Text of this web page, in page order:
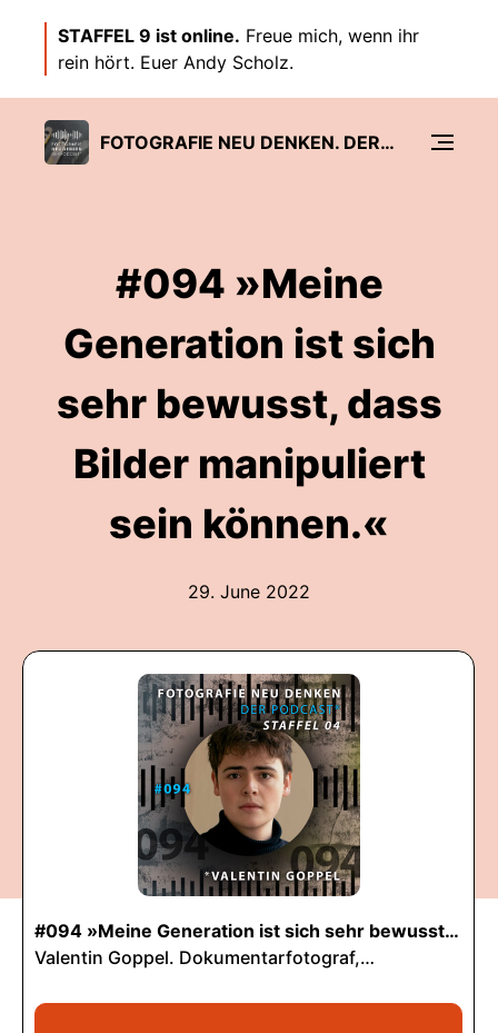
STAFFEL 9 ist online. Freue mich, wenn ihr
rein hört. Euer Andy Scholz.
FOTOGRAFIE NEU DENKEN. DER PODCAST.
#094 »Meine
Generation ist sich
sehr bewusst, dass
Bilder manipuliert
sein können.«
29. June 2022